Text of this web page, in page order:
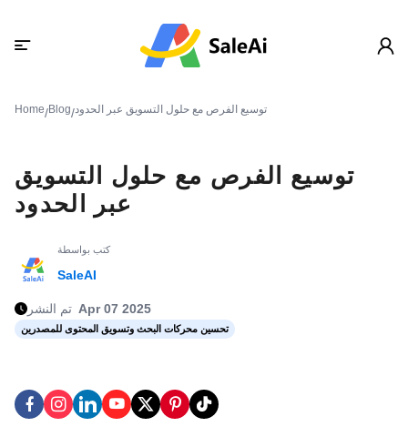
Home/Blog/توسيع الفرص مع حلول التسويق عبر الحدود
توسيع الفرص مع حلول التسويق
عبر الحدود
كتب بواسطة
SaleAI
تم النشر Apr 07 2025
تحسين محركات البحث وتسويق المحتوى للمصدرين